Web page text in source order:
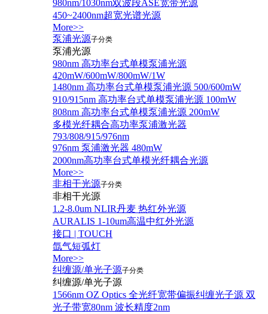
980nm/1030nm双波段ASE宽带光源
450~2400nm超宽光谱光源
More>>
泵浦光源子分类
泵浦光源
980nm 高功率台式单模泵浦光源
420mW/600mW/800mW/1W
1480nm 高功率台式单模泵浦光源 500/600mW
910/915nm 高功率台式单模泵浦光源 100mW
808nm 高功率台式单模泵浦光源 200mW
多模光纤耦合高功率泵浦激光器
793/808/915/976nm
976nm 泵浦激光器 480mW
2000nm高功率台式单模光纤耦合光源
More>>
非相干光源子分类
非相干光源
1.2-8.0um NLIR丹麦 热红外光源
AURALIS 1-10um高温中红外光源
接口 | TOUCH
氙气短弧灯
More>>
纠缠源/单光子源子分类
纠缠源/单光子源
1566nm OZ Optics 全光纤宽带偏振纠缠光子源 双
光子带宽80nm 波长精度2nm